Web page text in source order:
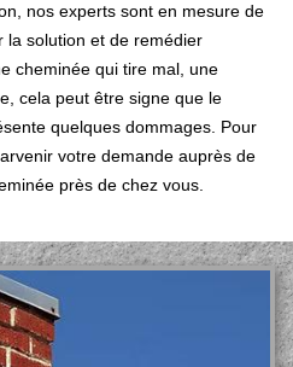
nos experts sont en mesure de
la solution et de remédier
cheminée qui tire mal, une
cela peut être signe que le
quelques dommages. Pour
votre demande auprès de
près de chez vous.